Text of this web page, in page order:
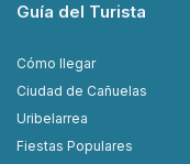
Guía del Turista
Cómo llegar
Ciudad de Cañuelas
Uribelarrea
Fiestas Populares